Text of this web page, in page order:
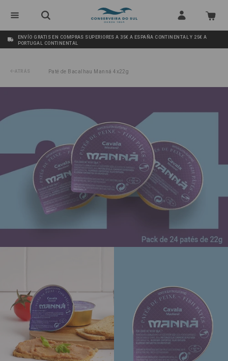
ENVÍO GRATIS EN COMPRAS SUPERIORES A 35€ A ESPAÑA CONTINENTAL Y 25€ A
PORTUGAL CONTINENTAL
ATRÁS Paté de Bacalhau Manná 4x22g